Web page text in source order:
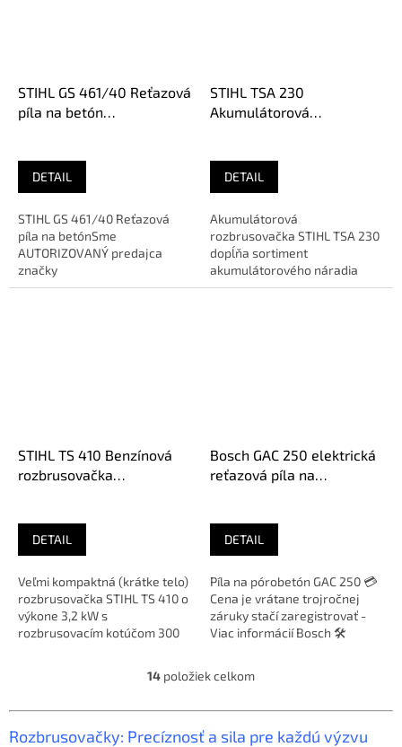
STIHL GS 461/40 Reťazová
píla na betón
DETAIL
STIHL GS 461/40 Reťazová
píla na betónSme
AUTORIZOVANÝ predajca
značky
STIHL TSA 230
Akumulátorová
DETAIL
Akumulátorová
rozbrusovačka STIHL TSA 230
dopĺňa sortiment
akumulátorového náradia
STIHL a VIKING. Jej rezný kotúč
STIHL TS 410 Benzínová
rozbrusovačka
DETAIL
Veľmi kompaktná (krátke telo)
rozbrusovačka STIHL TS 410 o
výkone 3,2 kW s
rozbrusovacím kotúčom 300
Bosch GAC 250 elektrická
reťazová píla na
DETAIL
Píla na pórobetón GAC 250 💳
Cena je vrátane trojročnej
záruky stačí zaregistrovať -
Viac informácií Bosch 🛠️
O
l
á
14 položiek celkom
Rozbrusovačky: Precíznosť a sila pre každú výzvu